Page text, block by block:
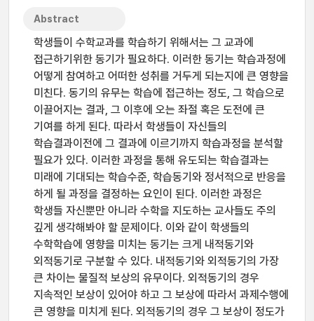
Abstract
학생들이 수학교과를 학습하기 위해서는 그 교과에
접근하기위한 동기가 필요하다. 이러한 동기는 학습과정에
어떻게 참여하고 어떠한 성취를 거두게 되는지에 큰 영향을
미친다. 동기의 유무는 학습에 접근하는 정도, 그 학습으로
이끌어지는 결과, 그 이후에 오는 좌절 혹은 도전에 큰
기여를 하게 된다. 따라서 학생들이 자신들의
학습결과이전에 그 결과에 이르기까지 학습과정을 분석할
필요가 있다. 이러한 과정을 통해 유도되는 학습결과는
미래에 기대되는 학습수준, 학습동기와 정서적으로 반응을
하게 될 과정을 결정하는 요인이 된다. 이러한 과정은
학생들 자신뿐만 아니라 수학을 지도하는 교사들도 주의
깊게 생각해봐야 할 문제이다. 이와 같이 학생들의
수학학습에 영향을 미치는 동기는 크게 내적동기와
외적동기로 구분할 수 있다. 내적동기와 외적동기의 가장
큰 차이는 물질적 보상의 유무이다. 외적동기의 경우
지속적인 보상이 있어야 하고 그 보상에 따라서 과제수행에
큰 영향을 미치게 된다. 외적동기의 경우 그 보상이 정도가